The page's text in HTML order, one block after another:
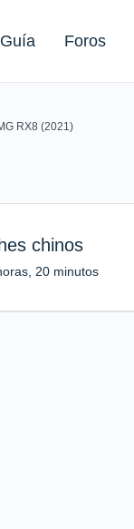
Guía Foros
RX8 (2021)
chinos
20 minutos